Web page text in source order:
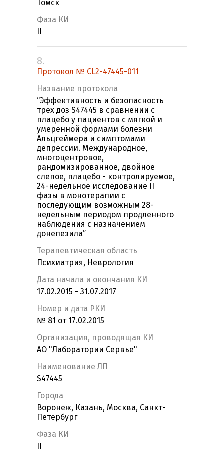
Томск
Фаза КИ
8.
Протокол № CL2-47445-011
Название протокола
“Эффективность и безопасность
трех доз S47445 в сравнении с
плацебо у пациентов с мягкой и
умеренной формами болезни
Альцгеймера и симптомами
депрессии. Международное,
многоцентровое,
рандомизированное, двойное
слепое, плацебо - контролируемое,
24-недельное исследование II
фазы в монотерапии с
последующим возможным 28-
недельным периодом продленного
наблюдения с назначением
донепезила”
Терапевтическая область
Психиатрия, Неврология
Дата начала и окончания КИ
17.02.2015 - 31.07.2017
Номер и дата РКИ
№ 81 от 17.02.2015
Организация, проводящая КИ
АО "Лаборатории Сервье"
Наименование ЛП
S47445
Города
Воронеж, Казань, Москва, Санкт-
Петербург
Фаза КИ